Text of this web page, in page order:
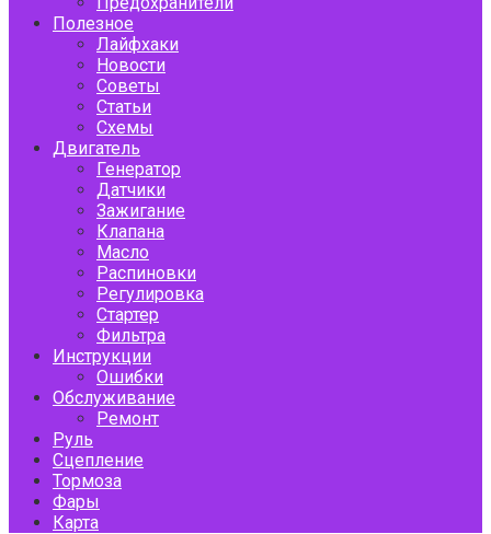
Полезное
Лайфхаки
Новости
Советы
Статьи
Схемы
Двигатель
Генератор
Датчики
Зажигание
Клапана
Масло
Распиновки
Регулировка
Стартер
Фильтра
Инструкции
Ошибки
Обслуживание
Ремонт
Руль
Сцепление
Тормоза
Фары
Карта